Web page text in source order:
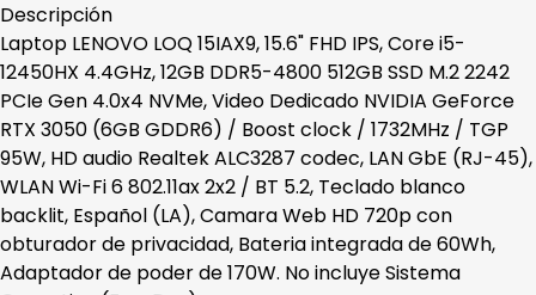
Descripción
Laptop LENOVO LOQ 15IAX9, 15.6" FHD IPS, Core i5-
12450HX 4.4GHz, 12GB DDR5-4800 512GB SSD M.2 2242
PCIe Gen 4.0x4 NVMe, Video Dedicado NVIDIA GeForce
RTX 3050 (6GB GDDR6) / Boost clock / 1732MHz / TGP
95W, HD audio Realtek ALC3287 codec, LAN GbE (RJ-45),
WLAN Wi-Fi 6 802.11ax 2x2 / BT 5.2, Teclado blanco
backlit, Español (LA), Camara Web HD 720p con
obturador de privacidad, Bateria integrada de 60Wh,
Adaptador de poder de 170W. No incluye Sistema